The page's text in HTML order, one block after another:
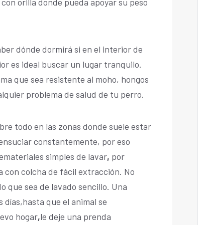
dónde dormirá si en el interior de
es ideal buscar un lugar tranquilo.
que sea resistente al moho, hongos
problema de salud de tu perro.
todo en las zonas donde suele estar
constantemente, por eso
simples de lavar, por
con colcha de fácil extracción. No
que sea de lavado sencillo. Una
que el animal se
hogar,le deje una prenda